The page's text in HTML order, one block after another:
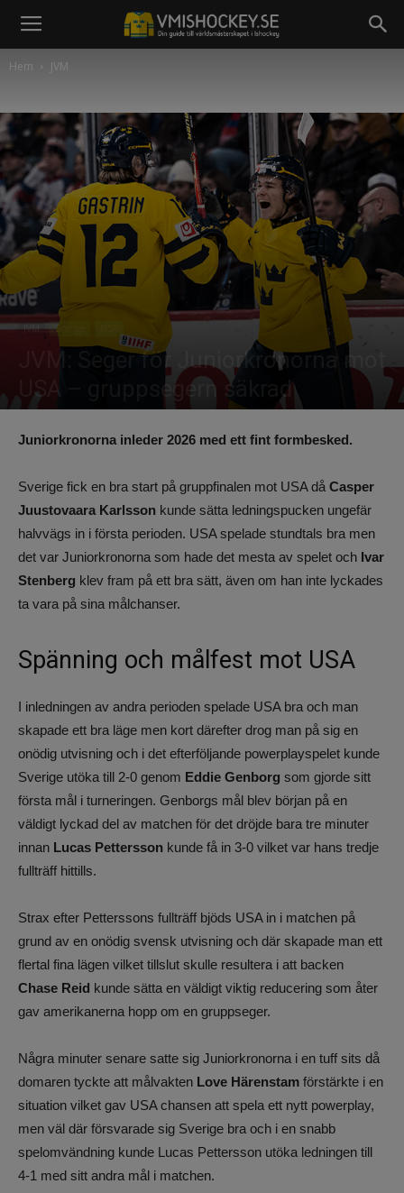
Hem JVM
JVM Sverige
JVM: Seger för Juniorkronorna mot
USA – gruppsegern säkrad
Juniorkronorna inleder 2026 med ett fint formbesked.
Sverige fick en bra start på gruppfinalen mot USA då Casper
Juustovaara Karlsson kunde sätta ledningspucken ungefär
halvvägs in i första perioden. USA spelade stundtals bra men
det var Juniorkronorna som hade det mesta av spelet och Ivar
Stenberg klev fram på ett bra sätt, även om han inte lyckades
ta vara på sina målchanser.
Spänning och målfest mot USA
I inledningen av andra perioden spelade USA bra och man
skapade ett bra läge men kort därefter drog man på sig en
onödig utvisning och i det efterföljande powerplayspelet kunde
Sverige utöka till 2-0 genom Eddie Genborg som gjorde sitt
första mål i turneringen. Genborgs mål blev början på en
väldigt lyckad del av matchen för det dröjde bara tre minuter
innan Lucas Pettersson kunde få in 3-0 vilket var hans tredje
fullträff hittills.
Strax efter Petterssons fullträff bjöds USA in i matchen på
grund av en onödig svensk utvisning och där skapade man ett
flertal fina lägen vilket tillslut skulle resultera i att backen
Chase Reid kunde sätta en väldigt viktig reducering som åter
gav amerikanerna hopp om en gruppseger.
Några minuter senare satte sig Juniorkronorna i en tuff sits då
domaren tyckte att målvakten Love Härenstam förstärkte i en
situation vilket gav USA chansen att spela ett nytt powerplay,
men väl där försvarade sig Sverige bra och i en snabb
spelomvändning kunde Lucas Pettersson utöka ledningen till
4-1 med sitt andra mål i matchen.